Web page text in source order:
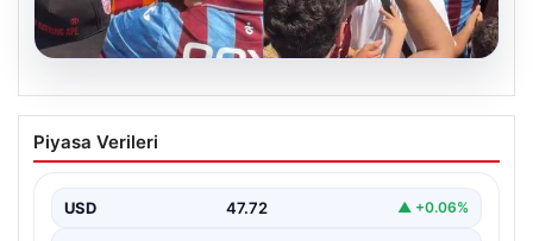
Mohamed Salah’ı karşılamaya gelen
Galatasaraylı taraftarı pişman ettiler!
Piyasa Verileri
USD 47.72 ▲ +0.06%